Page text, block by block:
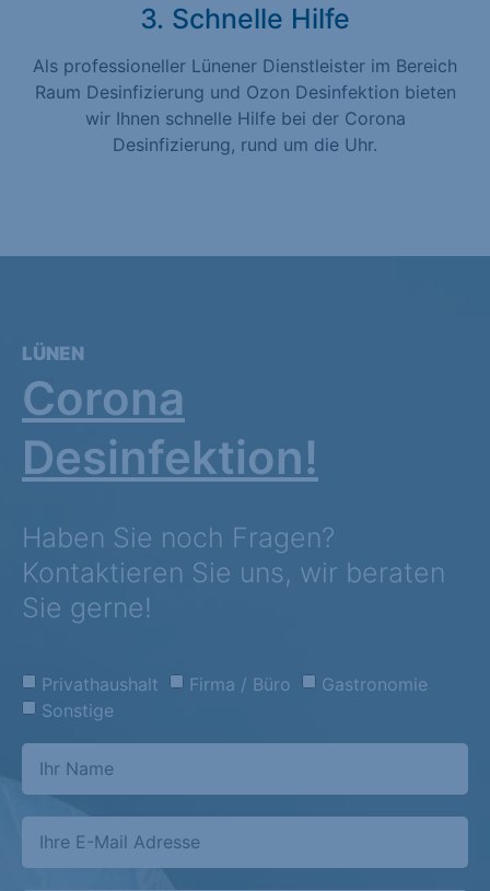
3. Schnelle Hilfe
Als professioneller Lünener Dienstleister im Bereich
Raum Desinfizierung und Ozon Desinfektion bieten
wir Ihnen schnelle Hilfe bei der Corona
Desinfizierung, rund um die Uhr.
LÜNEN
Corona
Desinfektion!
Haben Sie noch Fragen?
Kontaktieren Sie uns, wir beraten
Sie gerne!
Privathaushalt Firma / Büro
Gastronomie
Sonstige